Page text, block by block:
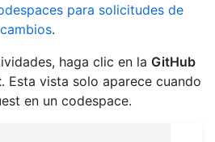
para solicitudes de
.
haga clic en la GitHub
. Esta vista solo aparece cuando
en un codespace.